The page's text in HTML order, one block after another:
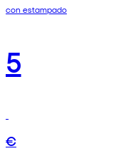
con estampado
5
€